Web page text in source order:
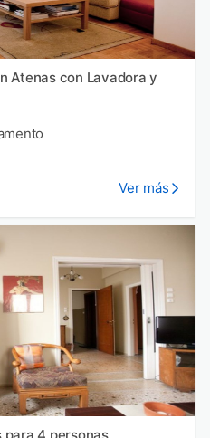
Atenas con Lavadora y
Ver más